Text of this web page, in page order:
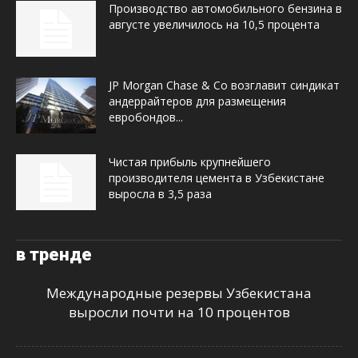
Производство автомобильного бензина в
августе увеличилось на 10,5 процента
JP Morgan Chase & Co возглавит синдикат
андеррайтеров для размещения
евробондов...
Чистая прибыль крупнейшего
производителя цемента в Узбекистане
выросла в 3,5 раза
в тренде
Международные резервы Узбекистана
выросли почти на 10 процентов